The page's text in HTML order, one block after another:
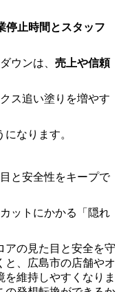
停止時間とスタッフ
ウンは、 売上や信頼
ス追い塗りを増やす
なります。
と安全性をキープで
ットにかかる「隠れ
アの見た目と安全を守
と、広島市の店舗やオ
維持しやすくなりま